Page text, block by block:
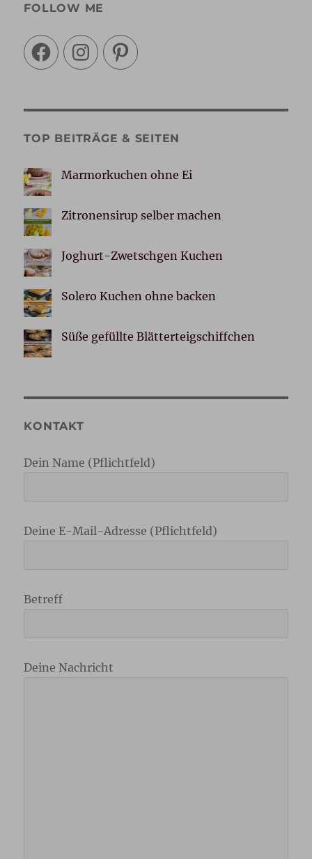
FOLLOW ME
FacebookInstagramPinterest
TOP BEITRÄGE & SEITEN
Marmorkuchen ohne Ei
Zitronensirup selber machen
Joghurt-Zwetschgen Kuchen
Solero Kuchen ohne backen
Süße gefüllte Blätterteigschiffchen
KONTAKT
Dein Name (Pflichtfeld)
Deine E-Mail-Adresse (Pflichtfeld)
Betreff
Deine Nachricht